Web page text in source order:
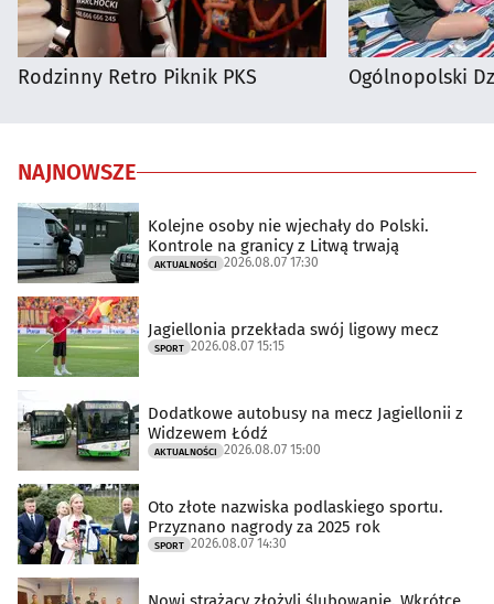
Rodzinny Retro Piknik PKS Ogólnopolski
NAJNOWSZE
Kolejne osoby nie wjechały do Polski.
Kontrole na granicy z Litwą trwają
AKTUALNOŚCI 2026.08.07 17:30
Jagiellonia przekłada swój ligowy mecz
SPORT 2026.08.07 15:15
Dodatkowe autobusy na mecz Jagiellonii z
Widzewem Łódź
AKTUALNOŚCI 2026.08.07 15:00
Oto złote nazwiska podlaskiego sportu.
Przyznano nagrody za 2025 rok
SPORT 2026.08.07 14:30